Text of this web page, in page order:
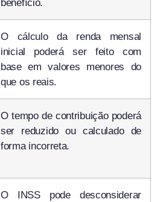
benefício.
O cálculo da renda mensal
inicial poderá ser feito com
base em valores menores do
que os reais.
O tempo de contribuição poderá
ser reduzido ou calculado de
forma incorreta.
O INSS pode desconsiderar